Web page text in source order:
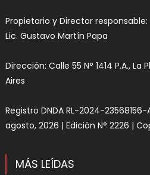
Propietario y Director responsable:
Lic. Gustavo Martín Papa
Dirección: Calle 55 N° 1414 P.A.,
Aires
Registro DNDA RL-2024-
agosto, 2026 | Edición N° 2226 |
MÁS LEÍDAS